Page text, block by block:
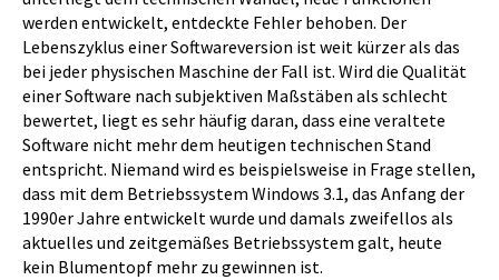
werden entwickelt, entdeckte Fehler behoben. Der
Lebenszyklus einer Softwareversion ist weit kürzer als das
bei jeder physischen Maschine der Fall ist. Wird die Qualität
einer Software nach subjektiven Maßstäben als schlecht
bewertet, liegt es sehr häufig daran, dass eine veraltete
Software nicht mehr dem heutigen technischen Stand
entspricht. Niemand wird es beispielsweise in Frage stellen,
dass mit dem Betriebssystem Windows 3.1, das Anfang der
1990er Jahre entwickelt wurde und damals zweifellos als
aktuelles und zeitgemäßes Betriebssystem galt, heute
kein Blumentopf mehr zu gewinnen ist.